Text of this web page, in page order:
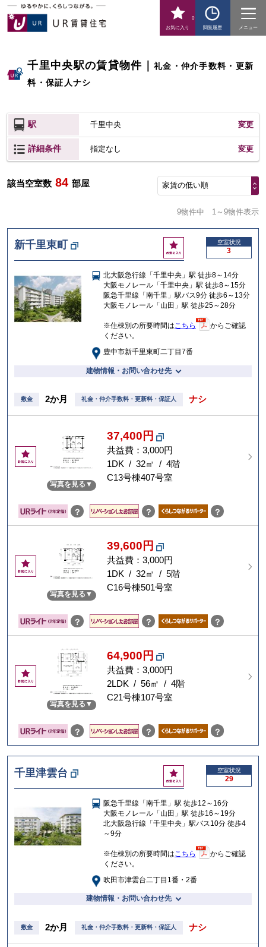
お気に入り
0
閲覧履歴
メニュー
千里中央駅の賃貸物件
礼金・仲介手数料・更新
料・保証人ナシ
駅 千里中央 変更
詳細条件 指定なし 変更
該当空室数 84 部屋 家賃の低い順
9物件中 1～9物件表示
新千里東町
お
気
入
り
空室状況
3
北大阪急行線「千里中央」駅 徒歩8～14分
大阪モノレール「千里中央」駅 徒歩8～15分
阪急千里線「南千里」駅バス9分 徒歩6～13分
大阪モノレール「山田」駅 徒歩25～28分
※住棟別の所要時間はこちら
からご確認
ください。
豊中市新千里東町二丁目7番
建物情報・お問い合わせ先
敷金 2か月 礼金・仲介手数料・更新料・保証人 ナシ
お
気
写真を見る
37,400円
共益費：3,000円
1DK / 32㎡ / 4階
C13号棟407号室
？ ？ ？
お
気
写真を見る
39,600円
共益費：3,000円
1DK / 32㎡ / 5階
C16号棟501号室
？ ？ ？
お
気
写真を見る
64,900円
共益費：3,000円
2LDK / 56㎡ / 4階
C21号棟107号室
？ ？ ？
千里津雲台
お
気
入
り
空室状況
29
阪急千里線「南千里」駅 徒歩12～16分
大阪モノレール「山田」駅 徒歩16～19分
北大阪急行線「千里中央」駅バス10分 徒歩4
～9分
※住棟別の所要時間は こちら
からご確認
ください。
吹田市津雲台二丁目1番・2番
建物情報・お問い合わせ先
敷金 2か月 礼金・仲介手数料・更新料・保証人 ナシ